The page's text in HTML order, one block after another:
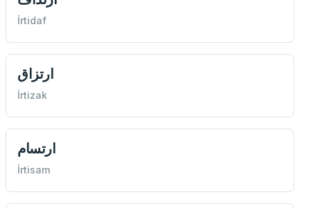
İrtidaf
ارتزاق
İrtizak
ارتسام
İrtisam